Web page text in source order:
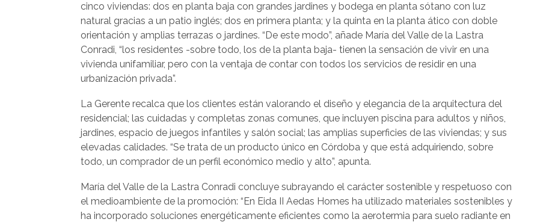
cinco viviendas: dos en planta baja con grandes jardines y bodega en planta sótano con luz
natural gracias a un patio inglés; dos en primera planta; y la quinta en la planta ático con doble
orientación y amplias terrazas o jardines. “De este modo”, añade María del Valle de la Lastra
Conradi, “los residentes -sobre todo, los de la planta baja- tienen la sensación de vivir en una
vivienda unifamiliar, pero con la ventaja de contar con todos los servicios de residir en una
urbanización privada”.
La Gerente recalca que los clientes están valorando el diseño y elegancia de la arquitectura del
residencial; las cuidadas y completas zonas comunes, que incluyen piscina para adultos y niños,
jardines, espacio de juegos infantiles y salón social; las amplias superficies de las viviendas; y sus
elevadas calidades. “Se trata de un producto único en Córdoba y que está adquiriendo, sobre
todo, un comprador de un perfil económico medio y alto”, apunta.
María del Valle de la Lastra Conradi concluye subrayando el carácter sostenible y respetuoso con
el medioambiente de la promoción: “En Eida II Aedas Homes ha utilizado materiales sostenibles y
ha incorporado soluciones energéticamente eficientes como la aerotermia para suelo radiante en